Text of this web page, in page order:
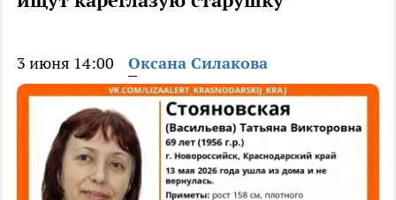
3 июня 14:00 Оксана Силакова